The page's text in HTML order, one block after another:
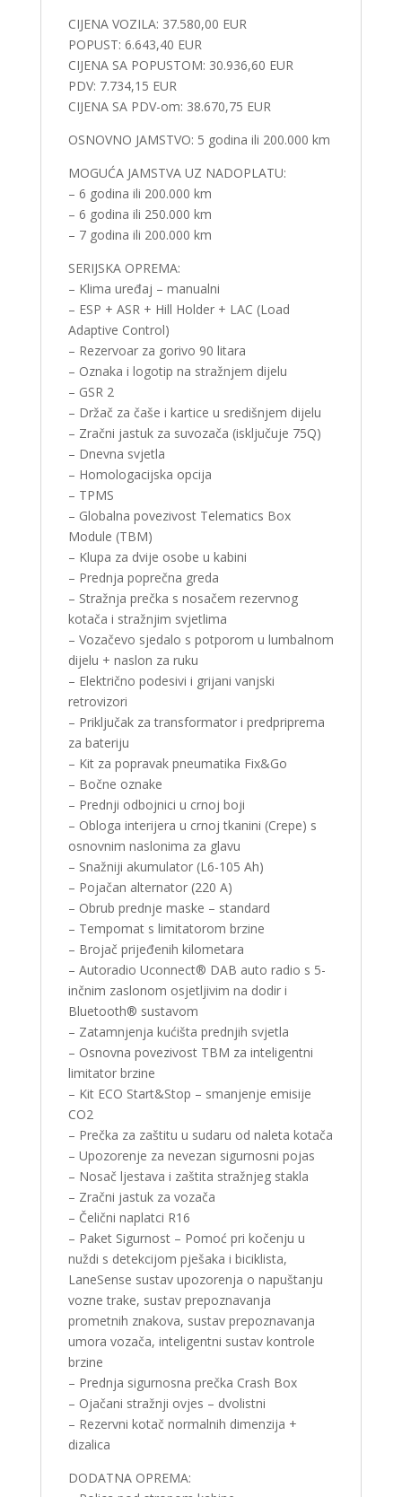
CIJENA VOZILA: 37.580,00 EUR
POPUST: 6.643,40 EUR
CIJENA SA POPUSTOM: 30.936,60 EUR
PDV: 7.734,15 EUR
CIJENA SA PDV-om: 38.670,75 EUR
OSNOVNO JAMSTVO: 5 godina ili 200.000 km
MOGUĆA JAMSTVA UZ NADOPLATU:
– 6 godina ili 200.000 km
– 6 godina ili 250.000 km
– 7 godina ili 200.000 km
SERIJSKA OPREMA:
– Klima uređaj – manualni
– ESP + ASR + Hill Holder + LAC (Load
Adaptive Control)
– Rezervoar za gorivo 90 litara
– Oznaka i logotip na stražnjem dijelu
– GSR 2
– Držač za čaše i kartice u središnjem dijelu
– Zračni jastuk za suvozača (isključuje 75Q)
– Dnevna svjetla
– Homologacijska opcija
– TPMS
– Globalna povezivost Telematics Box
Module (TBM)
– Klupa za dvije osobe u kabini
– Prednja poprečna greda
– Stražnja prečka s nosačem rezervnog
kotača i stražnjim svjetlima
– Vozačevo sjedalo s potporom u lumbalnom
dijelu + naslon za ruku
– Električno podesivi i grijani vanjski
retrovizori
– Priključak za transformator i predpriprema
za bateriju
– Kit za popravak pneumatika Fix&Go
– Bočne oznake
– Prednji odbojnici u crnoj boji
– Obloga interijera u crnoj tkanini (Crepe) s
osnovnim naslonima za glavu
– Snažniji akumulator (L6-105 Ah)
– Pojačan alternator (220 A)
– Obrub prednje maske – standard
– Tempomat s limitatorom brzine
– Brojač prijeđenih kilometara
– Autoradio Uconnect® DAB auto radio s 5-
inčnim zaslonom osjetljivim na dodir i
Bluetooth® sustavom
– Zatamnjenja kućišta prednjih svjetla
– Osnovna povezivost TBM za inteligentni
limitator brzine
– Kit ECO Start&Stop – smanjenje emisije
CO2
– Prečka za zaštitu u sudaru od naleta kotača
– Upozorenje za nevezan sigurnosni pojas
– Nosač ljestava i zaštita stražnjeg stakla
– Zračni jastuk za vozača
– Čelični naplatci R16
– Paket Sigurnost – Pomoć pri kočenju u
nuždi s detekcijom pješaka i biciklista,
LaneSense sustav upozorenja o napuštanju
vozne trake, sustav prepoznavanja
prometnih znakova, sustav prepoznavanja
umora vozača, inteligentni sustav kontrole
brzine
– Prednja sigurnosna prečka Crash Box
– Ojačani stražnji ovjes – dvolistni
– Rezervni kotač normalnih dimenzija +
dizalica
DODATNA OPREMA: